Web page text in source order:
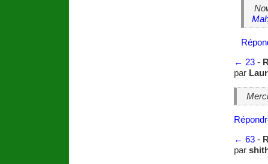
← 23-
par
← 63-
par